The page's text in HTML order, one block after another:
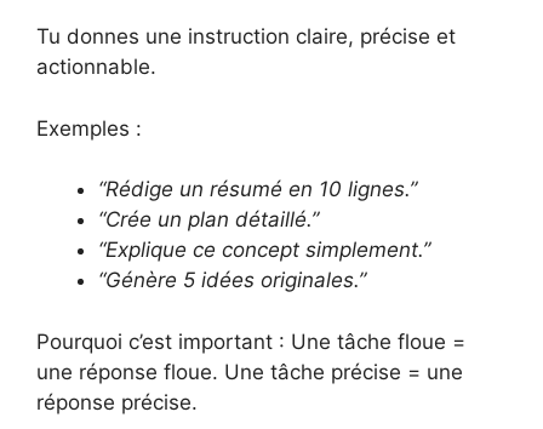
Tu donnes une instruction claire, précise et
actionnable.
Exemples :
“Rédige un résumé en 10 lignes.”
“Crée un plan détaillé.”
“Explique ce concept simplement.”
“Génère 5 idées originales.”
Pourquoi c’est important : Une tâche floue =
une réponse floue. Une tâche précise = une
réponse précise.